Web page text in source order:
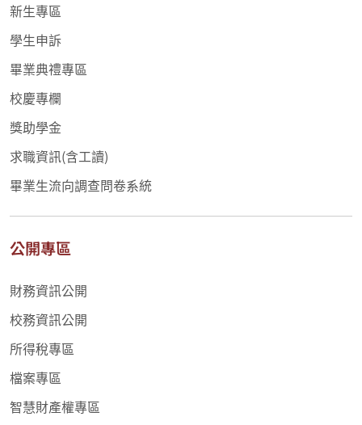
新生專區
學生申訴
畢業典禮專區
校慶專欄
獎助學金
求職資訊(含工讀)
畢業生流向調查問卷系統
公開專區
財務資訊公開
校務資訊公開
所得稅專區
檔案專區
智慧財產權專區